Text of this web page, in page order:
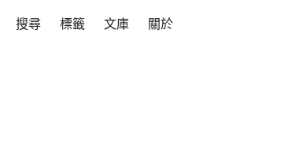
搜尋 標籤 文庫 關於